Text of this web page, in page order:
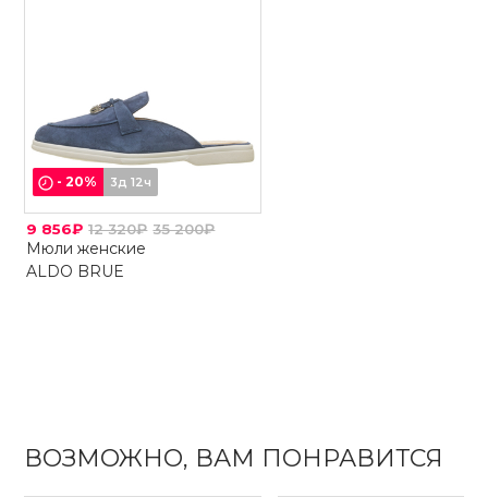
-20% 3д 12ч
9 856₽ 12 320₽ 35 200₽
Мюли женские
ALDO BRUE
ВОЗМОЖНО, ВАМ ПОНРАВИТСЯ